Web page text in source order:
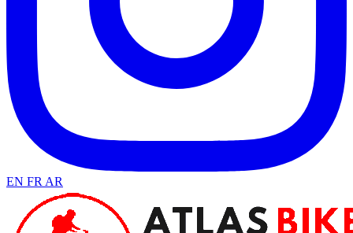
EN FR AR